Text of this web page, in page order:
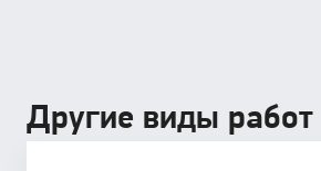
Другие виды работ